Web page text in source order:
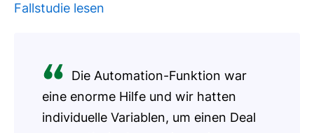
Fallstudie lesen
Die Automation-Funktion war
eine enorme Hilfe und wir hatten
individuelle Variablen, um einen Deal